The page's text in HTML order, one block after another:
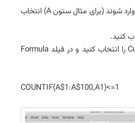
ابتدا ستونی را که قرار است اعداد در آن وارد شوند (برای مثال ستون A) انتخاب
در انتها در برگهٔ Criteria گزینهٔ Custome را انتخاب کنید و در فیلد Formula
COUNTIF(A$1:A$100,A1)<=1